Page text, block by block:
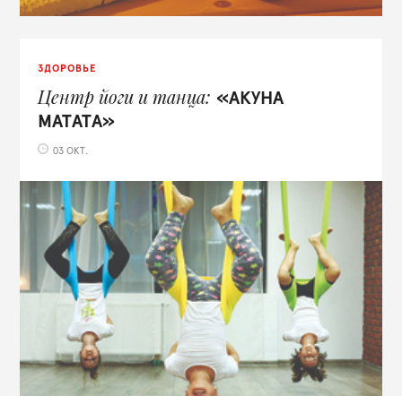
ЗДОРОВЬЕ
Центр йоги и танца
«АКУНА
МАТАТА»
03 ОКТ.